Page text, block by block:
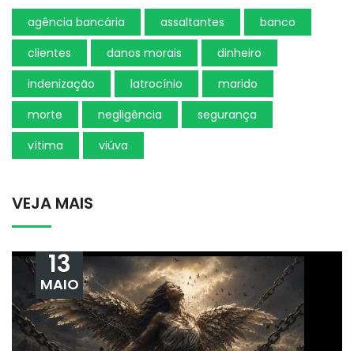
agência bancária assaltantes
banco
clientes
danos morais
dinheiro
indenização
latrocínio
marido
morte
negligência
segurança
vítima
viúva
VEJA MAIS
13
MAIO